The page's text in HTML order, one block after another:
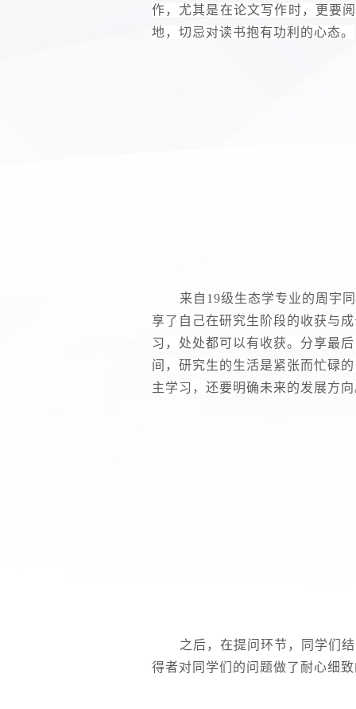
作，尤其是在论文写作时，更要
地，切忌对读书抱有功利的心态。
来自 19级生态学专业的周宇
享了自己在研究生阶段的收获与
习，处处都可以有收获。分享最
间，研究生的生活是紧张而忙碌
主学习，还要明确未来的发展方
之后，在提问环节，同学们
得者对同学们的问题做了耐心细